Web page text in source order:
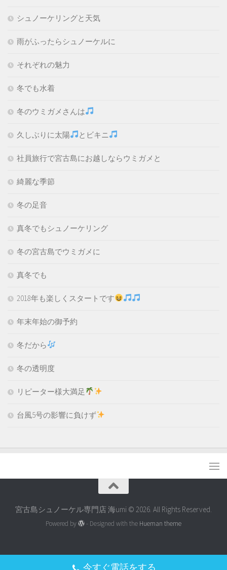
シュノーケリングと天気
雨がふったらシュノーケルに
それぞれの魅力
冬でも水着
冬のウミガメさんは
久しぶりに太陽 とビキニ
社員旅行で宮古島にお越しならウミガメと
綺麗な季節
冬の足音
真冬でもシュノーケリング
冬の宮古島でウミガメに
真冬でも
2018年も楽しくスタートです
年末年始の御予約
冬だから
冬の透明度
リピーター様大満足
台風5号の影響に負けず
宮古島シュノーケル専門店 海umi © 2026. All Rights Reserved.
Powered by - Designed with the Hueman theme
今すぐ電話をする